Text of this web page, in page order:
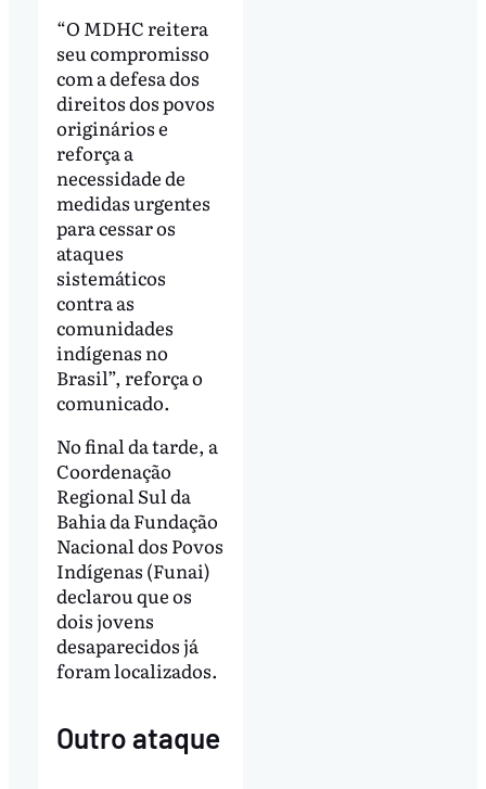
“O MDHC reitera
seu compromisso
com a defesa dos
direitos dos povos
originários e
reforça a
necessidade de
medidas urgentes
para cessar os
ataques
sistemáticos
contra as
comunidades
indígenas no
Brasil”, reforça o
comunicado.
No final da tarde, a
Coordenação
Regional Sul da
Bahia da Fundação
Nacional dos Povos
Indígenas (Funai)
declarou que os
dois jovens
desaparecidos já
foram localizados.
Outro ataque